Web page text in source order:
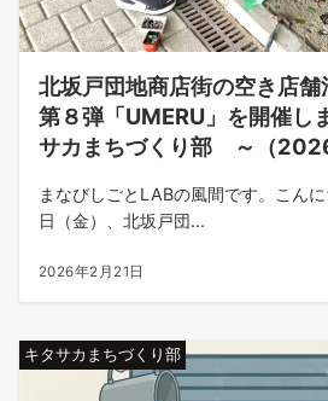
北坂戸団地商店街の空き店舗
第８弾「UMERU」を開催
サカまちづくり部 ～（
まなびしごとLABの風間です。こん
日（金）、北坂戸団...
2026年2月21日
キタサカまちづくり部